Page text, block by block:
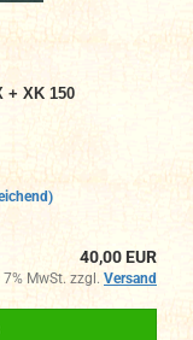
+ XK 150
40,00 EUR
7% MwSt. zzgl. Versand